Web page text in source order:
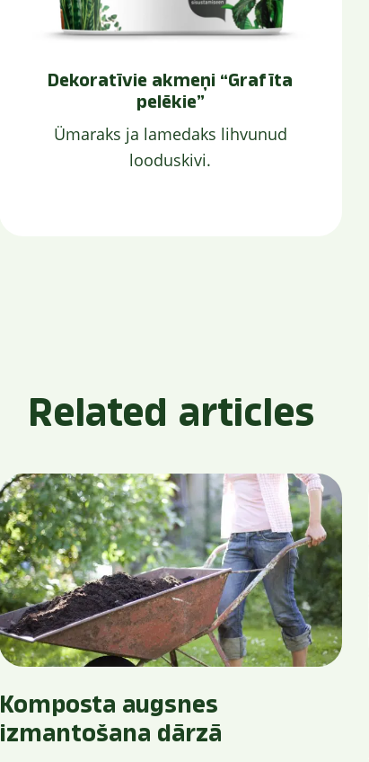
Dekoratīvie akmeņi “Grafīta
pelēkie”
Ümaraks ja lamedaks lihvunud
looduskivi.
Related articles
Komposta augsnes
izmantošana dārzā